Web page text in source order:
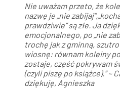
Nie uważam przeto, że
nazwę je „nie
prawdziwie” są złe. Ja
emocjonalnego, po „nie
trochę jak z gminną,
wiosnę: równam koleiny
zostaje, część pokrywam
(czyli piszę po książce).” ~
dziękuję, Agnieszka